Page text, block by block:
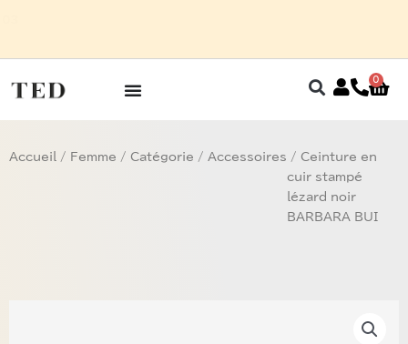
0
Accueil / Femme / Catégorie / Accessoires / Ceinture en
cuir stampé
lézard noir
BARBARA BUI